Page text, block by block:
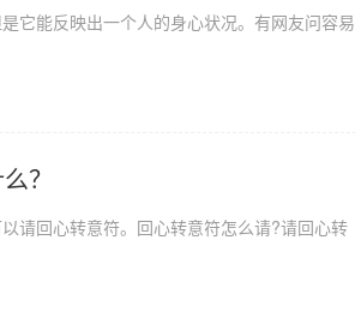
它能反映出一个人的身心状况。有网友问容易
？
请回心转意符。回心转意符怎么请?请回心转